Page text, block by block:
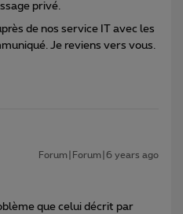
privé.
de nos service IT avec les
Je reviens vers vous.
Forum|Forum|6 years ago
que celui décrit par